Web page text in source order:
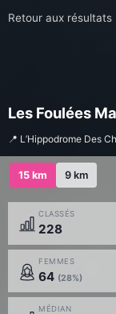
Retour aux résultats
Les Foulées
📍 L’Hippodrome Des
15 km 9 km
CLASSÉS
228
FEMMES
64 (28%)
MÉDIAN